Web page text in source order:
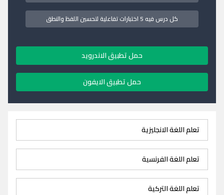
كل درس فيه 5 اختبارات تفاعلية لتحسين اللفظ والنطق
حمل تطبيق الاندرويد
حمل تطبيق الايفون
تعلم اللغة الانجليزية
تعلم اللغة الفرنسية
تعلم اللغة التركية